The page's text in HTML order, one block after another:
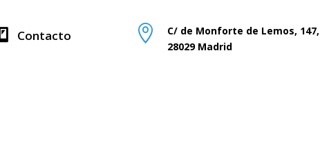
Contacto 
C/ de Monforte de Lemos, 147,
28029 Madrid